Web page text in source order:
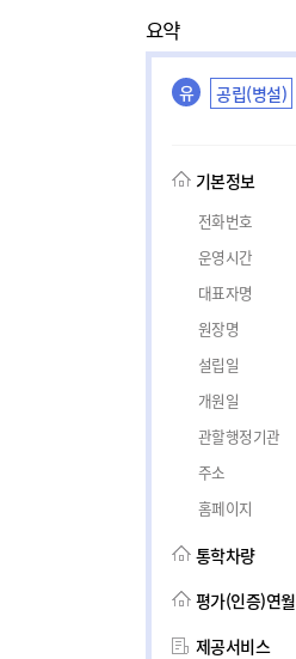
요약
유 공립(병설)
기본정보
전화번호
운영시간
대표자명
원장명
설립일
개원일
관할행정기관
주소
홈페이지
통학차량
평가(인증)연월
제공서비스